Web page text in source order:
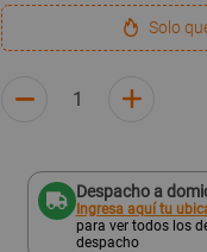
Solo
Despacho a
Ingresa aquí tu
para ver todos los
despacho